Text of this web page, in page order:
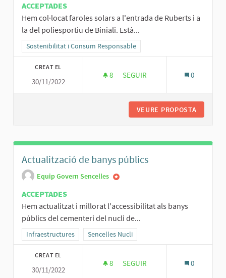
ACCEPTADES
Hem col·locat faroles solars a l'entrada de Ruberts i a
la del poliesportiu de Biniali. Està...
Resultats al filtrar per la categoria: Sostenibilitat i Consum
Sostenibilitat i Consum Responsable
CREAT EL
30/11/2022
8 8 SEGUIDORES
SEGUIR 0
VEURE PROPOSTA
Actualització de banys públics
Equip Govern Sencelles
ACCEPTADES
Hem actualitzat i millorat l'accessibilitat als banys
públics del cementeri del nucli de...
Resultats al filtrar per la categoria: Infraestructures
Infraestructures Resultats al filtrar per l'àmbit: Sencelles Nucli
Sencelles Nucli
CREAT EL
30/11/2022
8 8 SEGUIDORES
SEGUIR 0